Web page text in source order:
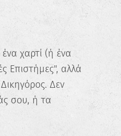
χαρτί (ή ένα
Επιστήμες", αλλά
Δεν
σου, ή τα